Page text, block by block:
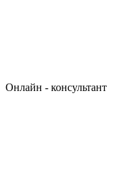
Онлайн - консультант